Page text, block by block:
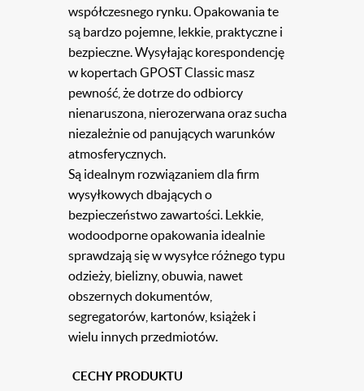
współczesnego rynku. Opakowania te
są bardzo pojemne, lekkie, praktyczne i
bezpieczne. Wysyłając korespondencję
w kopertach GPOST Classic masz
pewność, że dotrze do odbiorcy
nienaruszona, nierozerwana oraz sucha
niezależnie od panujących warunków
atmosferycznych.
Są idealnym rozwiązaniem dla firm
wysyłkowych dbających o
bezpieczeństwo zawartości. Lekkie,
wodoodporne opakowania idealnie
sprawdzają się w wysyłce różnego typu
odzieży, bielizny, obuwia, nawet
obszernych dokumentów,
segregatorów, kartonów, książek i
wielu innych przedmiotów.
CECHY PRODUKTU